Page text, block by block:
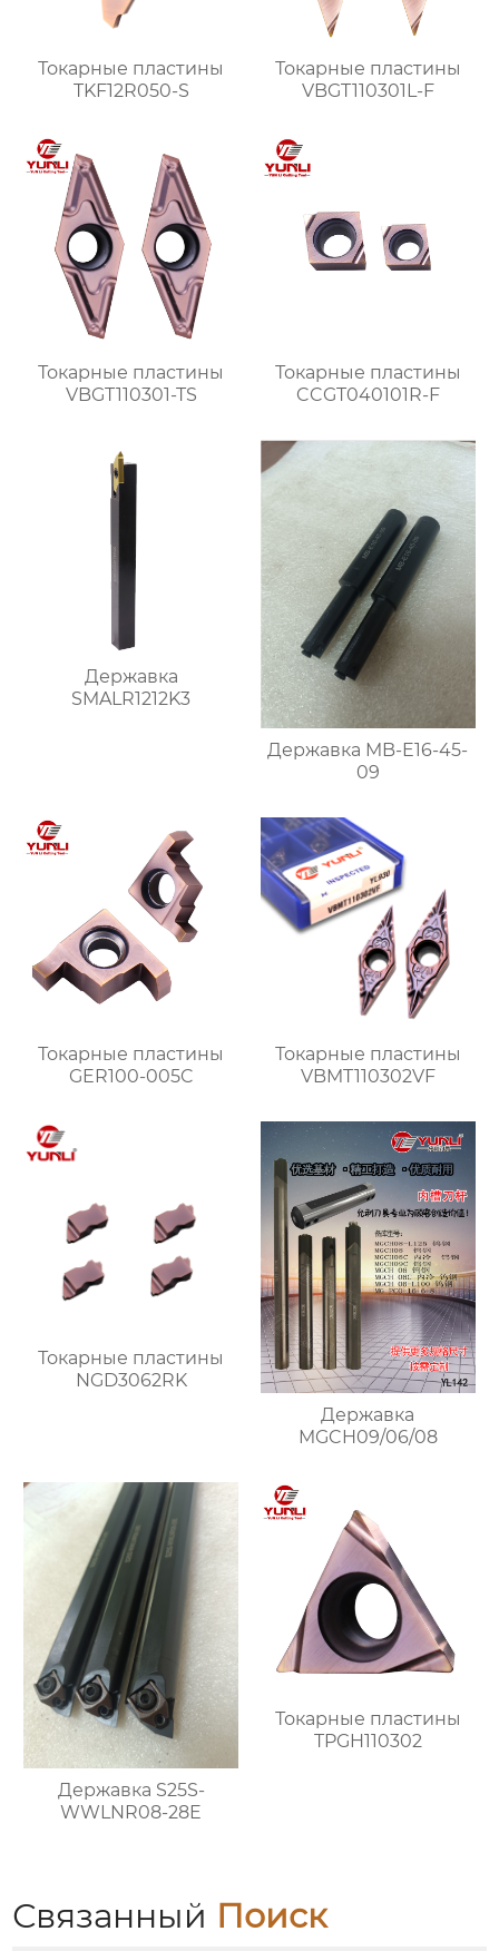
Токарные пластины
TKF12R050-S
Токарные пластины
VBGT110301L-F
Токарные пластины
VBGT110301-TS
Токарные пластины
CCGT040101R-F
Державка
SMALR1212K3
Державка MB-E16-45-
09
Токарные пластины
GER100-005C
Токарные пластины
VBMT110302VF
Токарные пластины
NGD3062RK
Державка
MGCH09/06/08
Державка S25S-
WWLNR08-28E
Токарные пластины
TPGH110302
Связанный Поиск